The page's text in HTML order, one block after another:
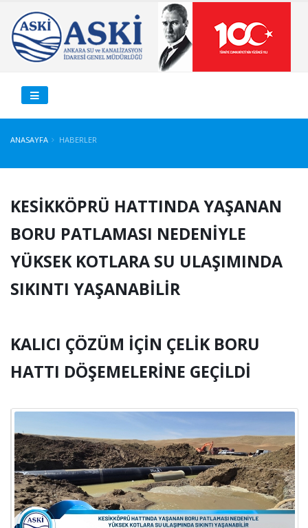
ANASAYFA HABERLER
KESİKKÖPRÜ HATTINDA YAŞANAN
BORU PATLAMASI NEDENİYLE
YÜKSEK KOTLARA SU ULAŞIMINDA
SIKINTI YAŞANABİLİR
KALICI ÇÖZÜM İÇİN ÇELİK BORU
HATTI DÖŞEMELERİNE GEÇİLDİ